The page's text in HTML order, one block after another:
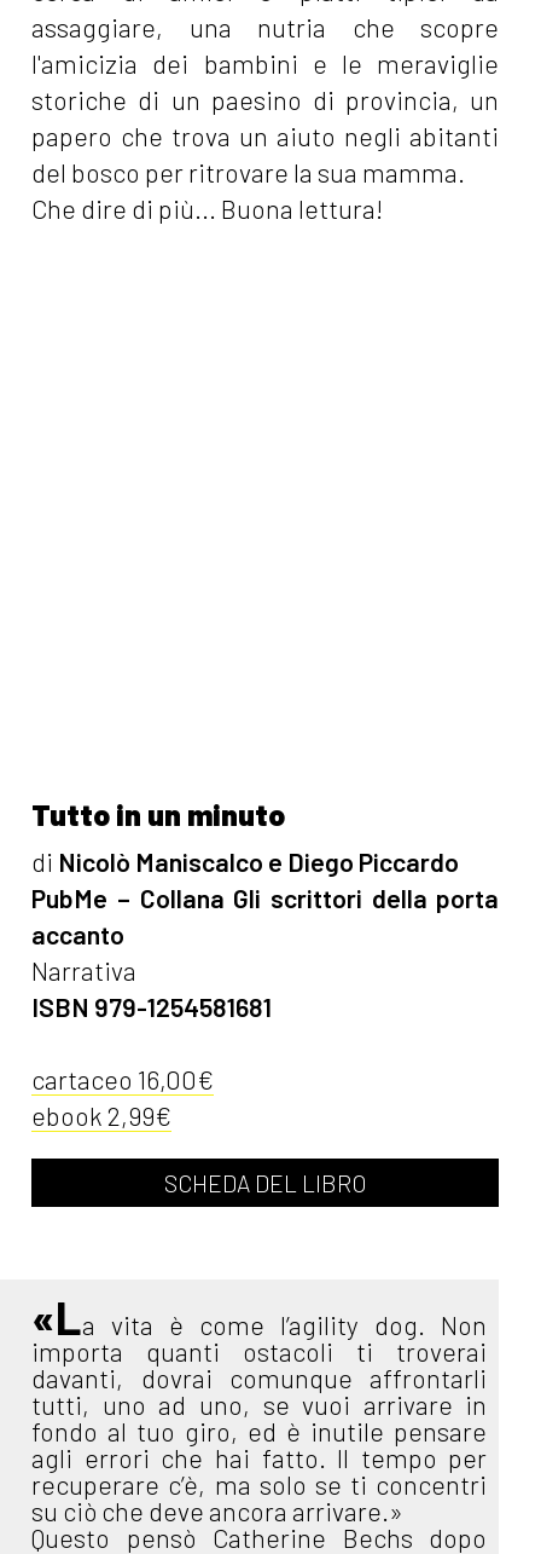
assaggiare, una nutria che scopre
l'amicizia dei bambini e le meraviglie
storiche di un paesino di provincia, un
papero che trova un aiuto negli abitanti
del bosco per ritrovare la sua mamma.
Che dire di più... Buona lettura!
Tutto in un minuto
di Nicolò Maniscalco e Diego Piccardo
PubMe – Collana Gli scrittori della porta
accanto
Narrativa
ISBN 979-1254581681
cartaceo 16,00€
ebook 2,99€
SCHEDA DEL LIBRO
«La vita è come l’agility dog. Non
importa quanti ostacoli ti troverai
davanti, dovrai comunque affrontarli
tutti, uno ad uno, se vuoi arrivare in
fondo al tuo giro, ed è inutile pensare
agli errori che hai fatto. Il tempo per
recuperare c’è, ma solo se ti concentri
su ciò che deve ancora arrivare.»
Questo pensò Catherine Bechs dopo